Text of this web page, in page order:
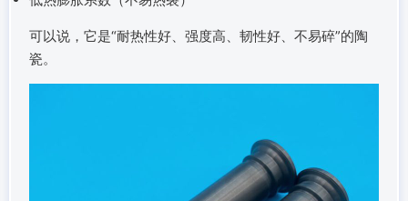
可以说，它是“耐热性好、强度高、韧性好、不易碎”的陶
瓷。